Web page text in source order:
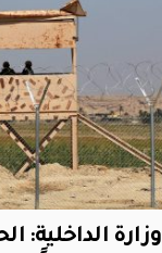
وزارة الداخلية: